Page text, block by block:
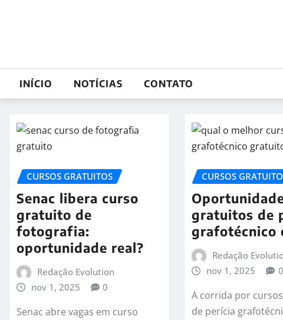
INÍCIO NOTÍCIAS CONTATO
CURSOS GRATUITOS
Senac libera curso
gratuito de
fotografia:
oportunidade real?
Redação Evolution
nov 1, 2025
0
Senac abre vagas em curso
CURSOS
gratuitos de
grafotécnico
Redação
nov 1, 2025
0
A corrida por
de perícia